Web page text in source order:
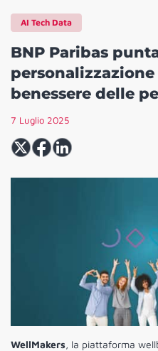
AI Tech Data
BNP Paribas
benessere delle
7 Luglio 2025
WellMakers, la piattaforma